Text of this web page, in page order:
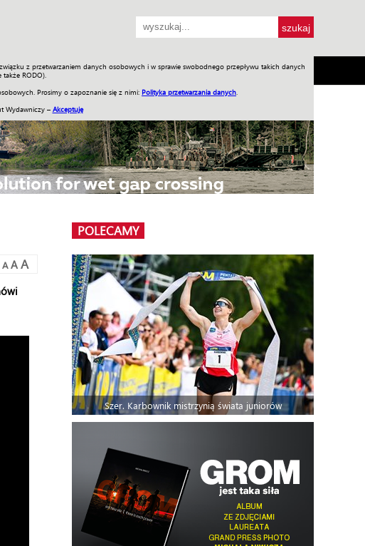
z przetwarzaniem danych osobowych i w sprawie swobodnego przepływu takich danych
RODO).
Prosimy o zapoznanie się z nimi: Polityka przetwarzania danych
Wydawniczy – Akceptuję
ENGLISH SKLEP Jednodniówki Praca w WIW
A A A
POLECAMY
Szer. Karbownik mistrzynią świata juniorów